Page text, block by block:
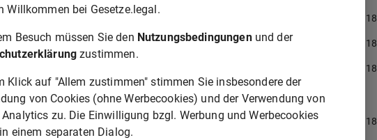
Tastatur zur Navigation zwischen Normen.
§
§
§
§
Willkommen bei Gesetze.legal.
Besuch müssen Sie den Nutzungsbedingungenund der
zustimmen.
Klick auf "Allem zustimmen" stimmen Sie insbesondere der
von Cookies (ohne Werbecookies) und der Verwendung von
Analytics zu. Die Einwilligung bzgl. Werbung und Werbecookies
einem separaten Dialog.